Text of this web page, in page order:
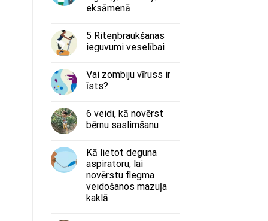
eksāmenā
5 Riteņbraukšanas
ieguvumi veselībai
Vai zombiju vīruss ir
īsts?
6 veidi, kā novērst
bērnu saslimšanu
Kā lietot deguna
aspiratoru, lai
novērstu flegma
veidošanos mazuļa
kaklā